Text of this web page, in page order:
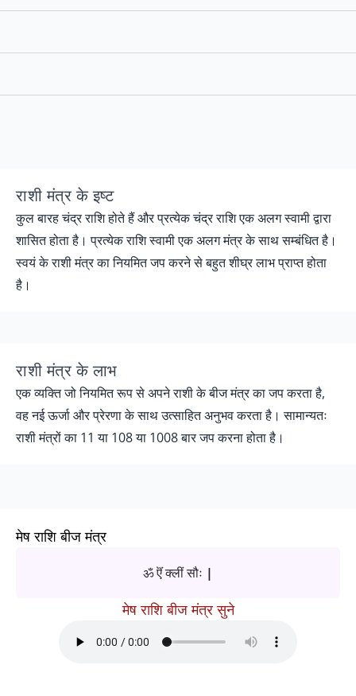
राशी मंत्र के इष्ट
कुल बारह चंद्र राशि होते हैं और प्रत्येक चंद्र राशि एक अलग स्वामी द्वारा
शासित होता है। प्रत्येक राशि स्वामी एक अलग मंत्र के साथ सम्बंधित है।
स्वयं के राशी मंत्र का नियमित जप करने से बहुत शीघ्र लाभ प्राप्त होता
है।
राशी मंत्र के लाभ
एक व्यक्ति जो नियमित रूप से अपने राशी के बीज मंत्र का जप करता है,
वह नई ऊर्जा और प्रेरणा के साथ उत्साहित अनुभव करता है। सामान्यतः
राशी मंत्रों का 11 या 108 या 1008 बार जप करना होता है।
मेष राशि बीज मंत्र
ॐ ऎं क्लीं सौः |
मेष राशि बीज मंत्र सुने